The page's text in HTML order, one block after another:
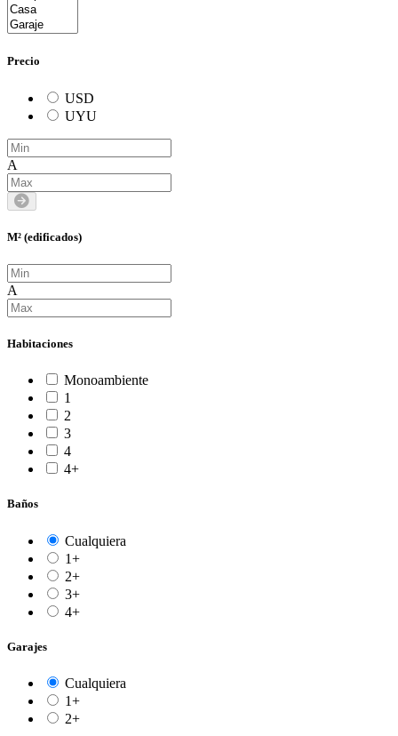
Precio
USD
UYU
A
M² (edificados)
A
Habitaciones
Monoambiente
1
2
3
4
4+
Baños
Cualquiera
1+
2+
3+
4+
Garajes
Cualquiera
1+
2+